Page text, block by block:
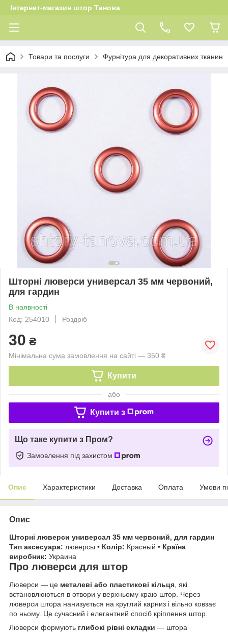
Інтернет-магазин штор Танова
Товари та послуги Фурнітура для декоративних тканин
Шторні люверси универсал 35 мм червоний,
для гардин
В наявності
Код: 254010
Роздріб
30 ₴
Мінімальна сума замовлення на сайті — 350 ₴
Купити
або
Купити з
Що таке купити з Пром?
Замовлення під захистом
Опис Характеристики Доставка Оплата Умови
Опис
Шторні люверси универсал 35 мм червоний, для гардин
Тип аксесуара: люверсы • Колір: Красный • Країна
виробник: Украина
Про люверси для штор
Люверси — це металеві або пластикові кільця, які
встановлюються в отвори у верхньому краю штор. Через
люверси штора нанизується на круглий карниз і вільно ковзає
по ньому. Це сучасний і елегантний спосіб кріплення штор.
Люверси формують глибокі рівні складки — штора